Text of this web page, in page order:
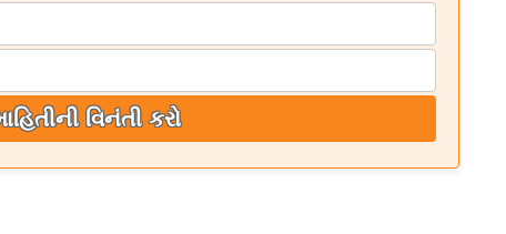
વિનંતી કરો